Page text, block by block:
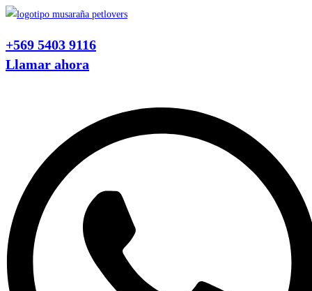
Ir
contenido
+569 5403 9116
Llamar ahora